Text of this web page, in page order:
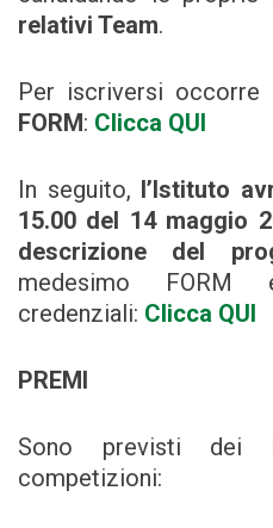
relativi Team.
Per iscriversi occorre
FORM: Clicca QUI
In seguito, l’Istituto
15.00 del 14 maggio
descrizione del
medesimo
credenziali: Clicca QUI
PREMI
Sono previsti dei
competizioni: